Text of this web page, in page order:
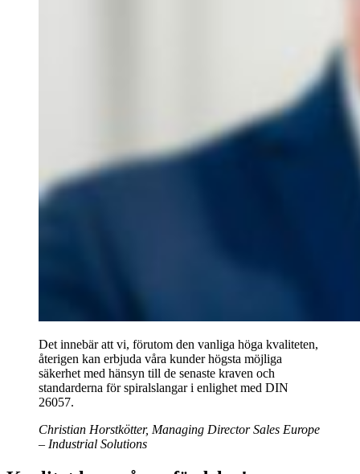
Det innebär att vi, förutom den vanliga höga kvaliteten,
återigen kan erbjuda våra kunder högsta möjliga
säkerhet med hänsyn till de senaste kraven och
standarderna för spiralslangar i enlighet med DIN
26057.
Christian Horstkötter, Managing Director Sales Europe
– Industrial Solutions